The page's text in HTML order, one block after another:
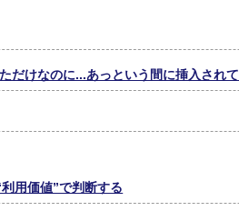
だけなのに...あっという間に挿入されて
用価値”で判断する